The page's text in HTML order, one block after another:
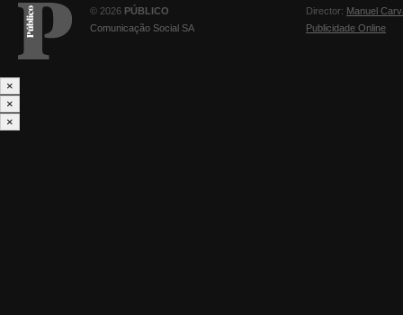
© 2026 PÚBLICO
Comunicação Social SA
Director: Manuel
Publicidade Online
×
×
×